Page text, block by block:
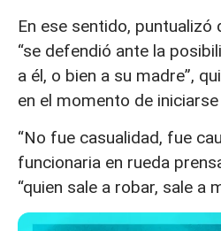
En ese sentido, puntualizó
“se defendió ante la
a él, o bien a su madre”,
en el momento de
“No fue casualidad, fue
funcionaria en rueda
“quien sale a robar, sale a